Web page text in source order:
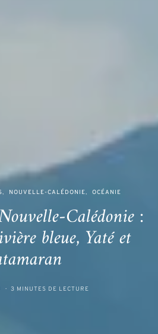
NOUVELLE-CALÉDONIE OCÉANIE
Calédonie :
bleue, Yaté et
3 MINUTES DE LECTURE